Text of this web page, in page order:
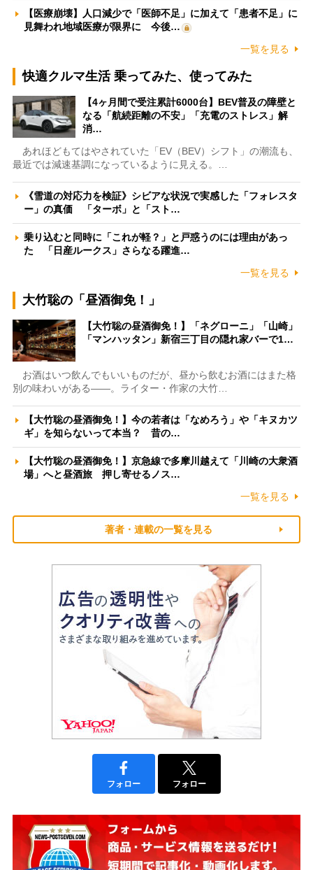
【医療崩壊】人口減少で「医師不足」に加えて「患者不足」に
見舞われ地域医療が限界に 今後…
一覧を見る
快適クルマ生活 乗ってみた、使ってみた
【4ヶ月間で受注累計6000台】BEV普及の障壁と
なる「航続距離の不安」「充電のストレス」解
消…
あれほどもてはやされていた「EV（BEV）シフト」の潮流も、
最近では減速基調になっているように見える。…
《雪道の対応力を検証》シビアな状況で実感した「フォレスタ
ー」の真価 「ターボ」と「スト…
乗り込むと同時に「これが軽？」と戸惑うのには理由があっ
た 「日産ルークス」さらなる躍進…
一覧を見る
大竹聡の「昼酒御免！」
【大竹聡の昼酒御免！】「ネグローニ」「山崎」
「マンハッタン」新宿三丁目の隠れ家バーで1…
お酒はいつ飲んでもいいものだが、昼から飲むお酒にはまた格
別の味わいがある――。ライター・作家の大竹…
【大竹聡の昼酒御免！】今の若者は「なめろう」や「キヌカツ
ギ」を知らないって本当？ 昔の…
【大竹聡の昼酒御免！】京急線で多摩川越えて「川崎の大衆酒
場」へと昼酒旅 押し寄せるノス…
一覧を見る
著者・連載の一覧を見る
フォロー フォロー